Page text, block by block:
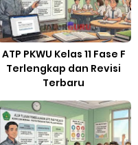
ATP PKWU Kelas 11 Fase F
Terlengkap dan Revisi
Terbaru